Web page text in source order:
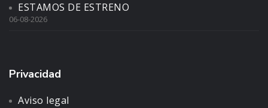
ESTAMOS DE ESTRENO
06-08-2026
Privacidad
Aviso legal